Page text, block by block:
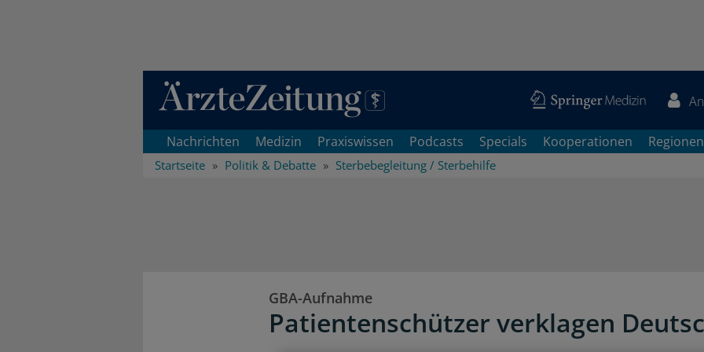
Direkt zum Inhaltsbereich
Nachrichten Medizin Praxiswissen Podcasts Specials Kooperationen Regionen
Startseite Politik & Debatte Sterbebegleitung / Sterbehilfe
GBA-Aufnahme
Patientenschützer verklagen